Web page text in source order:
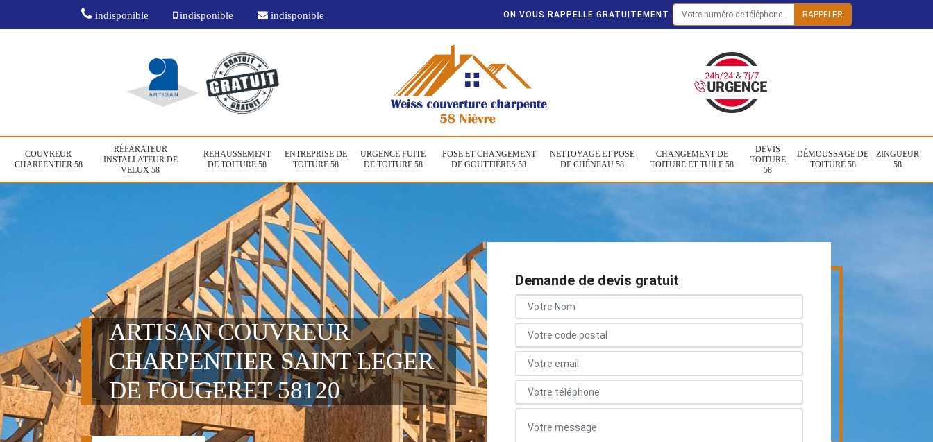
indisponible indisponible indisponible ON VOUS RAPPELLE GRATUITEMENT
COUVREUR
CHARPENTIER 58
RÉPARATEUR
INSTALLATEUR DE
VELUX 58
REHAUSSEMENT
DE TOITURE 58
ENTREPRISE DE
TOITURE 58
URGENCE FUITE
DE TOITURE 58
POSE ET CHANGEMENT
DE GOUTTIÈRES 58
NETTOYAGE ET POSE
DE CHÉNEAU 58
CHANGEMENT DE
TOITURE ET TUILE 58
DEVIS
TOITURE
58
DÉMOUSSAGE DE
TOITURE 58
ZINGUEUR
58
ARTISAN COUVREUR
CHARPENTIER SAINT LEGER
DE FOUGERET 58120
Demande de devis gratuit